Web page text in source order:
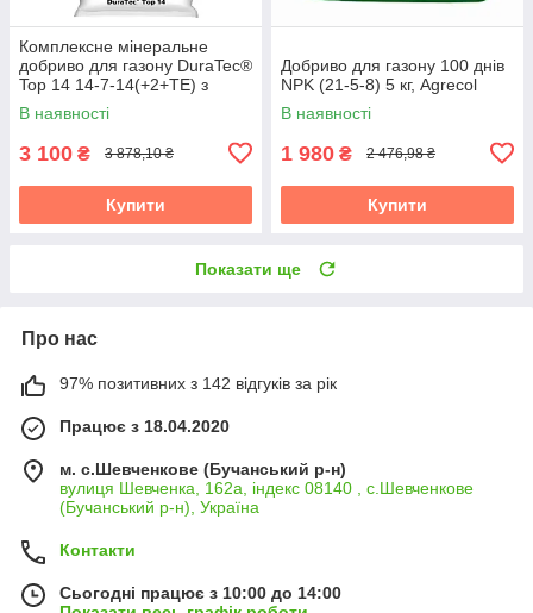
Комплексне мінеральне
добриво для газону DuraTec®
Top 14 14-7-14(+2+TE) з
пролонгованою дією, 25 кг,
COMPO
В наявності
3 100 ₴ 3 878,10 ₴
Купити
Добриво для газону 100 днів
NPK (21-5-8) 5 кг, Agrecol
В наявності
1 980 ₴ 2 476,98 ₴
Купити
Показати ще
Про нас
97% позитивних з 142 відгуків за рік
Працює з 18.04.2020
м. с.Шевченкове (Бучанський р-н)
вулиця Шевченка, 162а, індекс 08140 , с.Шевченкове
(Бучанський р-н), Україна
Контакти
Сьогодні працює з 10:00 до 14:00